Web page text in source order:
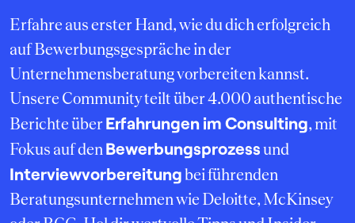
Erfahre aus erster Hand, wie du dich erfolgreich
auf Bewerbungsgespräche in der
Unternehmensberatung vorbereiten kannst.
Unsere Community teilt über 4.000 authentische
Berichte überErfahrungen im Consulting, mit
Fokus auf den Bewerbungsprozessund
Interviewvorbereitungbei führenden
Beratungsunternehmen wie Deloitte, McKinsey